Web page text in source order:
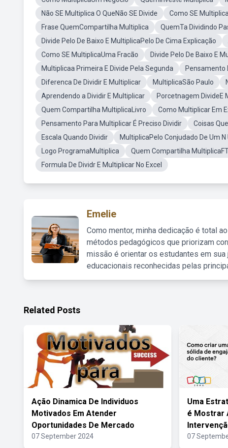
Não SE Multiplica O QueNão SE Divide
Como SE
Frase QuemCompartilha Multiplica
QuemTa Dividindo
Divide Pelo De Baixo E MultiplicaPelo De Cima Explicação
Como SE MultiplicaUma Fracão
Divide Pelo De Baixo E
Multiplicaa Primeira E Divide Pela Segunda
Pensamento
Diferenca De Dividir E Multiplicar
MultiplicaSão Paulo
Aprendendo a Dividir E Multiplicar
Porcetnagem DivideE
Quem Compartilha MultiplicaLivro
Como Multiplicar Em
Pensamento Para Multiplicar É Preciso Dividir
Coisas
Escala Quando Dividir
MultiplicaPelo Conjudado De Um N
Logo ProgramaMultiplica
Quem Compartilha
Formula De Dividr E Multiplicar No Excel
Emelie
Como mentor, minha dedicação é total
métodos pedagógicos que priorizam
missão é orientar os estudantes em sua
educacionais reconhecidas pelas
Related Posts
Ação Dinamica De Individuos
Motivados Em Atender
Oportunidades De Mercado
07 September 2024
Uma
é Mostrar
07